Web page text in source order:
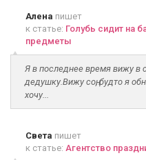
Алена пишет
к статье: Голубь сидит на
предметы
Я в последнее время вижу в
дедушку.Вижу соң, будто я
хочу...
Света пишет
к статье: Агентство